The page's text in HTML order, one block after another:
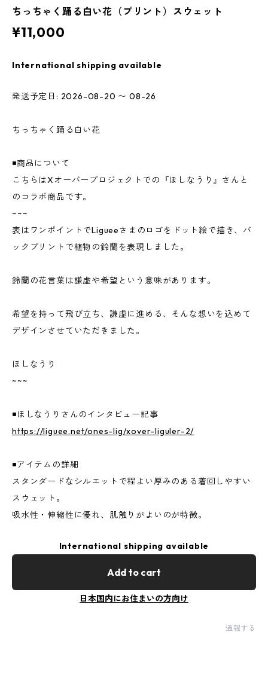
ちっちゃく踊る白い花（プリント）スウェット
¥11,000
International shipping available
発送予定日: 2026-08-20 〜 08-26
ちっちゃく踊る白い花
◾️商品について
こちらはXオーバープロジェクトでの『ほしなうり』さんと
のコラボ商品です。
~~~
表はワンポイントでLigueeさまのロゴをドット絵で描き、バ
ックプリントで植物の鈴蘭を表現しました。
鈴蘭の花言葉は謙虚や希望という意味があります。
希望を持って飛び立ち、謙虚に進める、そんな想いを込めて
デザインさせていただきました。
ほしなうり
~~~
◾️ほしなうりさんのインタビュー記事
https://liguee.net/ones-lig/xover-liguler-2/
◾️アイテムの詳細
スタンダードなシルエットで程よい厚みのある着回しやすい
スウェット。
吸水性・伸縮性に優れ、肌触りがよいのが特徴。
International shipping available
Add to cart
日本国内にお住まいの方向け
通報する